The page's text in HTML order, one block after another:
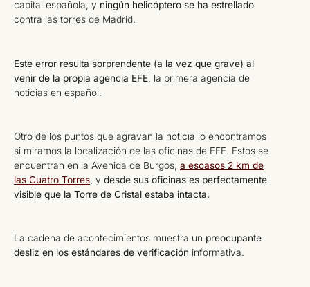
capital española, y ningún helicóptero se ha estrellado
contra las torres de Madrid.
Este error resulta sorprendente (a la vez que grave) al
venir de la propia agencia EFE , la primera agencia de
noticias en español.
Otro de los puntos que agravan la noticia lo encontramos
si miramos la localización de las oficinas de EFE. Estos se
encuentran en la Avenida de Burgos, a escasos 2 km de
las Cuatro Torres , y desde sus oficinas es perfectamente
visible que la Torre de Cristal estaba intacta.
La cadena de acontecimientos muestra un preocupante
desliz en los estándares de verificación informativa.